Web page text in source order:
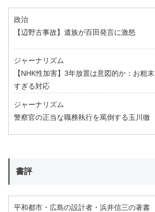
政治
【辺野古事故】遺族が百田発言に激怒
ジャーナリズム
【NHK性加害】3年放置は意図的か：お粗末
すぎる対応
ジャーナリズム
警察官の正当な職務執行を罵倒する玉川徹
書評
平和都市・広島の設計者・浜井信三の著書